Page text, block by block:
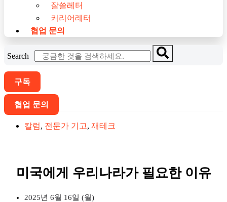
잘쓸레터
커리어레터
협업 문의
Search
구독
협업 문의
칼럼, 전문가 기고, 재테크
미국에게 우리나라가 필요한 이유
2025년 6월 16일 (월)